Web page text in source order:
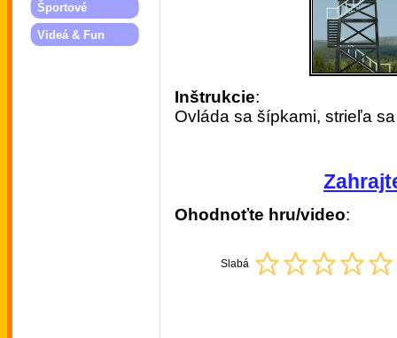
Športové
Videá & Fun
Inštrukcie:
Ovláda sa šípkami, strieľa
Ohodnoťte hru/video:
Slabá